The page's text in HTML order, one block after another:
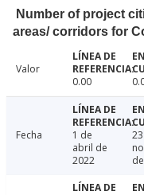
Number of project
areas/ corridors for
Valor
0.00
Fecha
1 de
abril de
2022